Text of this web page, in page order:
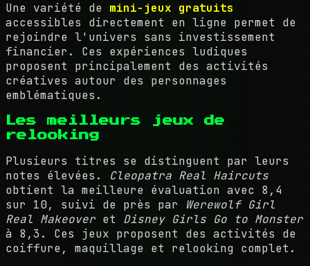
Une variété de mini-jeux gratuits
accessibles directement en ligne permet de
rejoindre l'univers sans investissement
financier. Ces expériences ludiques
proposent principalement des activités
créatives autour des personnages
emblématiques.
Les meilleurs jeux de
relooking
Plusieurs titres se distinguent par leurs
notes élevées. Cleopatra Real Haircuts
obtient la meilleure évaluation avec 8,4
sur 10, suivi de près par Werewolf Girl
Real Makeover et Disney Girls Go to Monster
à 8,3. Ces jeux proposent des activités de
coiffure, maquillage et relooking complet.